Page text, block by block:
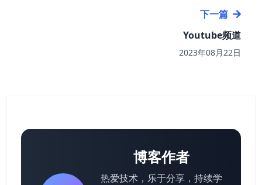
下一篇
Youtube频道
2023年08月22日
博客作者
热爱技术，乐于分享，持续学